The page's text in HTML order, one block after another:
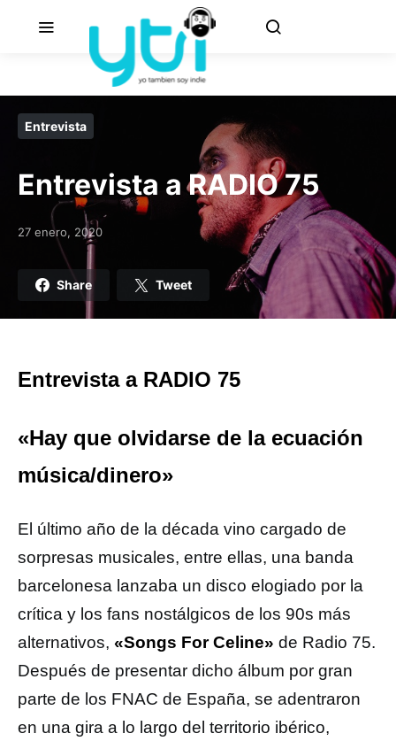
Entrevista
Entrevista a RADIO 75
Posted on
27 enero, 2020
Share Tweet
Entrevista a RADIO 75
«Hay que olvidarse de la ecuación
música/dinero»
El último año de la década vino cargado de
sorpresas musicales, entre ellas, una banda
barcelonesa lanzaba un disco elogiado por la
crítica y los fans nostálgicos de los 90s más
alternativos, «Songs For Celine» de Radio 75.
Después de presentar dicho álbum por gran
parte de los FNAC de España, se adentraron
en una gira a lo largo del territorio ibérico,